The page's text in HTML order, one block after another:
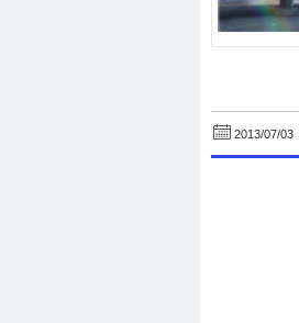
2013/07/03